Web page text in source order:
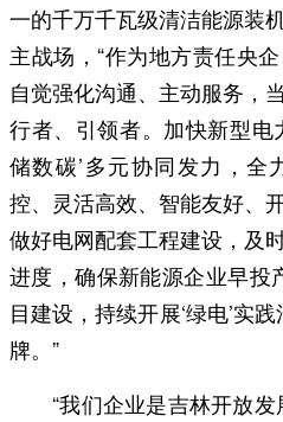
一的千万千瓦级清洁能源装
主战场，“作为地方责任央
自觉强化沟通、主动服务，
行者、引领者。加快新型电
储数碳’多元协同发力，全
控、灵活高效、智能友好、
做好电网配套工程建设，及
进度，确保新能源企业早投
目建设，持续开展‘绿电’实
牌。”
“我们企业是吉林开放